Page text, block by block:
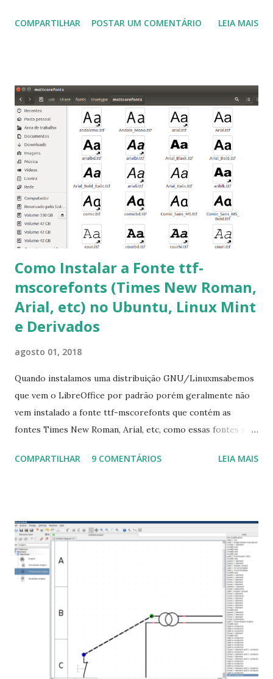
a Associação Brasileira de Normas Técnicas (ABNT), exige
que contém essas fontes. Ao instalar o GNU/Linux abra o
terminal e execute o comando: $ sudo apt-get install ttf-
mscorefonts-installer Leia os termos de uso e avance
clicando em “Ok” Agora aceite os termos de uso clicando
em “Sim” Pronto agora abra o LibreOffice e veja se as
fontes Times New Roman, Arial estão instaladas. Caso
ocorra algum erro ou precisa reinstalar, execute: $ sudo
apt-get install --reinstall ttf-mscorefonts-installer
COMPARTILHAR POSTAR UM COMENTÁRIO LEIA MAIS
Como Instalar a Fonte ttf-
mscorefonts (Times New Roman,
Arial, etc) no Ubuntu, Linux Mint
e Derivados
agosto 01, 2018
Quando instalamos uma distribuição GNU/Linuxmsabemos
que vem o LibreOffice por padrão porém geralmente não
vem instalado a fonte ttf-mscorefonts que contém as
fontes Times New Roman, Arial, etc, como essas fontes são
a Associação Brasileira de Normas Técnicas (ABNT), exige
que contém essas fontes. Ao instalar o GNU/Linux abra o
terminal e execute o comando: $ sudo apt-get install ttf-
mscorefonts-installer Leia os termos de uso e avance
clicando em “Ok” Agora aceite os termos de uso clicando
em “Sim” Pronto agora abra o LibreOffice e veja se as
fontes Times New Roman, Arial estão instaladas. Caso
ocorra algum erro ou precisa reinstalar, execute: $ sudo
apt-get install --reinstall ttf-mscorefonts-installer
COMPARTILHAR 9 COMENTÁRIOS LEIA MAIS